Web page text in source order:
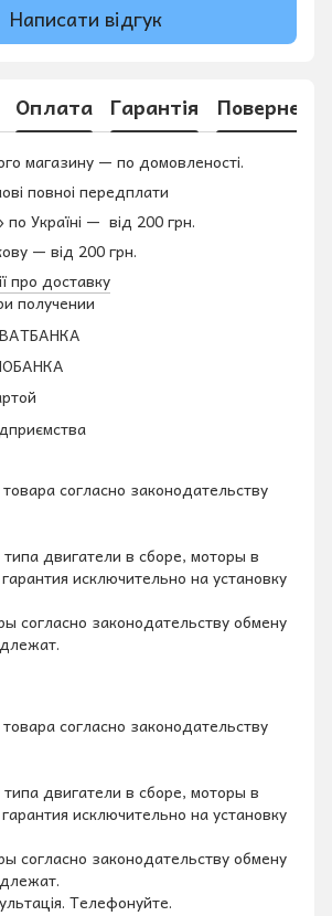
Написати відгук
Оплата Гарантія
магазину — по домовленості.
повноі передплати
Україні — від 200 грн.
— від 200 грн.
про доставку
получении
согласно законодательству
двигатели в сборе, моторы в
исключительно на установку
согласно законодательству обмену
согласно законодательству
двигатели в сборе, моторы в
исключительно на установку
согласно законодательству обмену
Телефонуйте.